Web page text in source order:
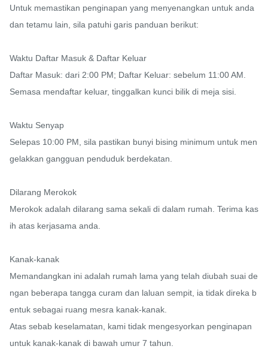
Untuk memastikan penginapan yang menyenangkan untuk anda
dan tetamu lain, sila patuhi garis panduan berikut:
Waktu Daftar Masuk & Daftar Keluar
Daftar Masuk: dari 2:00 PM; Daftar Keluar: sebelum 11:00 AM.
Semasa mendaftar keluar, tinggalkan kunci bilik di meja sisi.
Waktu Senyap
Selepas 10:00 PM, sila pastikan bunyi bising minimum untuk men
gelakkan gangguan penduduk berdekatan.
Dilarang Merokok
Merokok adalah dilarang sama sekali di dalam rumah. Terima kas
ih atas kerjasama anda.
Kanak-kanak
Memandangkan ini adalah rumah lama yang telah diubah suai de
ngan beberapa tangga curam dan laluan sempit, ia tidak direka b
entuk sebagai ruang mesra kanak-kanak.
Atas sebab keselamatan, kami tidak mengesyorkan penginapan
untuk kanak-kanak di bawah umur 7 tahun.